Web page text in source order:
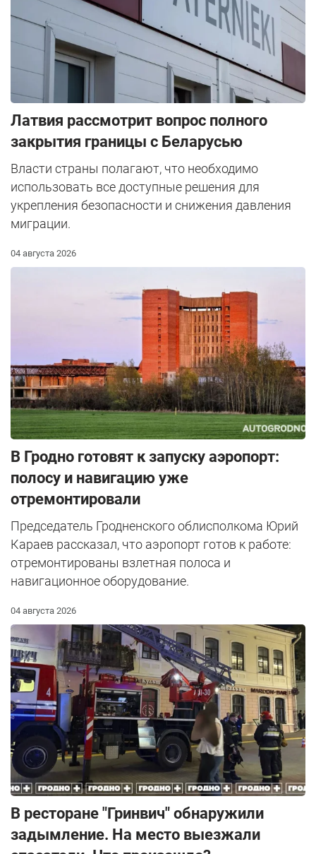
Латвия рассмотрит вопрос полного
закрытия границы с Беларусью
Власти страны полагают, что необходимо
использовать все доступные решения для
укрепления безопасности и снижения давления
миграции.
04 августа 2026
В Гродно готовят к запуску аэропорт:
полосу и навигацию уже
отремонтировали
Председатель Гродненского облисполкома Юрий
Караев рассказал, что аэропорт готов к работе:
отремонтированы взлетная полоса и
навигационное оборудование.
04 августа 2026
В ресторане "Гринвич" обнаружили
задымление. На место выезжали